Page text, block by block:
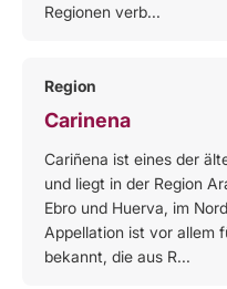
Regionen verb...
Region
Carinena
Cariñena ist eines der
und liegt in der Region
Ebro und Huerva, im
Appellation ist vor allem
bekannt, die aus R...